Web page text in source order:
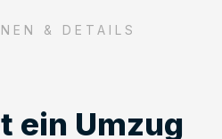
& DETAILS
ein Umzug